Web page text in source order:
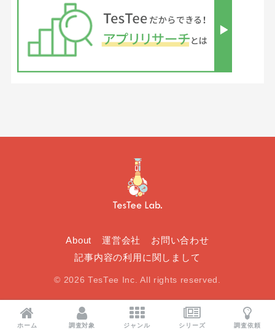
About 運営会社
お問い合わせ
記事内容の利用に関しまして
© 2026 TesTee Inc. All rights reserved.
ホーム 調査対象 ジャンル シリーズ 調査依頼